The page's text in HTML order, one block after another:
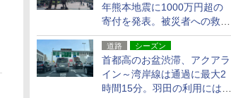
年熊本地震に1000万円超の
寄付を発表。被災者への救援
活動・復旧支援
道路 シーズン
首都高のお盆渋滞、アクアラ
イン～湾岸線は通過に最大2
時間15分。羽田の利用には